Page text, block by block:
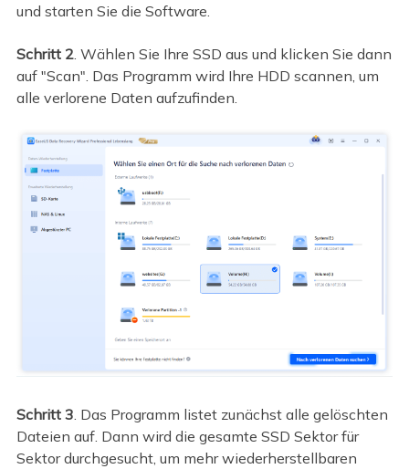
und starten Sie die Software.
Schritt 2. Wählen Sie Ihre SSD aus und klicken Sie dann
auf "Scan". Das Programm wird Ihre HDD scannen, um
alle verlorene Daten aufzufinden.
Schritt 3 . Das Programm listet zunächst alle gelöschten
Dateien auf. Dann wird die gesamte SSD Sektor für
Sektor durchgesucht, um mehr wiederherstellbaren